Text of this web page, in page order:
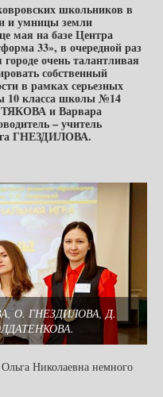
школьников в
и умницы земли
мая на базе Центра
33», в очередной раз
очень талантливая
собственный
в рамках серьезных
10 класса школы №14
и Варвара
– учитель
ГНЕЗДИЛОВА.
О. ГНЕЗДИЛОВА, Д.
Николаевна немного